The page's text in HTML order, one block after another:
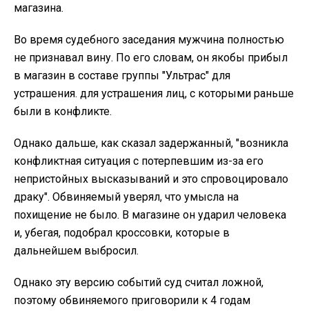
магазина.
Во время судебного заседания мужчина полностью
не признавал вину. По его словам, он якобы прибыл
в магазин в составе группы "Ультрас" для
устрашения. для устрашения лиц, с которыми раньше
были в конфликте.
Однако дальше, как сказал задержанный, "возникла
конфликтная ситуация с потерпевшим из-за его
непристойных высказываний и это спровоцировало
драку". Обвиняемый уверял, что умысла на
похищение не было. В магазине он ударил человека
и, убегая, подобрал кроссовки, которые в
дальнейшем выбросил.
Однако эту версию событий суд считал ложной,
поэтому обвиняемого приговорили к 4 годам